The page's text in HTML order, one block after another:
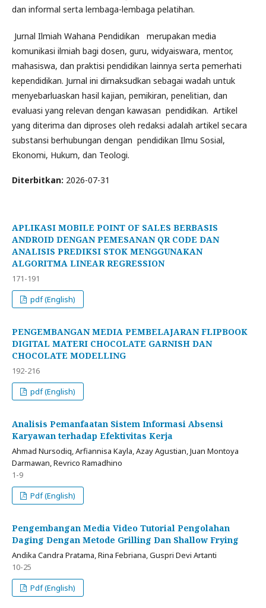
dan informal serta lembaga-lembaga pelatihan.
Jurnal Ilmiah Wahana Pendidikan merupakan media
komunikasi ilmiah bagi dosen, guru, widyaiswara, mentor,
mahasiswa, dan praktisi pendidikan lainnya serta pemerhati
kependidikan. Jurnal ini dimaksudkan sebagai wadah untuk
menyebarluaskan hasil kajian, pemikiran, penelitian, dan
evaluasi yang relevan dengan kawasan pendidikan. Artikel
yang diterima dan diproses oleh redaksi adalah artikel secara
substansi berhubungan dengan pendidikan Ilmu Sosial,
Ekonomi, Hukum, dan Teologi.
Diterbitkan: 2026-07-31
APLIKASI MOBILE POINT OF SALES BERBASIS
ANDROID DENGAN PEMESANAN QR CODE DAN
ANALISIS PREDIKSI STOK MENGGUNAKAN
ALGORITMA LINEAR REGRESSION
171-191
pdf (English)
PENGEMBANGAN MEDIA PEMBELAJARAN FLIPBOOK
DIGITAL MATERI CHOCOLATE GARNISH DAN
CHOCOLATE MODELLING
192-216
pdf (English)
Analisis Pemanfaatan Sistem Informasi Absensi
Karyawan terhadap Efektivitas Kerja
Ahmad Nursodiq, Arfiannisa Kayla, Azay Agustian, Juan Montoya
Darmawan, Revrico Ramadhino
1-9
Pdf (English)
Pengembangan Media Video Tutorial Pengolahan
Daging Dengan Metode Grilling Dan Shallow Frying
Andika Candra Pratama, Rina Febriana, Guspri Devi Artanti
10-25
Pdf (English)